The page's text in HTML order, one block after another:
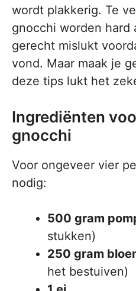
wordt plakkerig. Te
gnocchi worden hard
gerecht mislukt
vond. Maar maak je
deze tips lukt het
Ingrediënten
gnocchi
Voor ongeveer vier
nodig:
500 gram
stukken)
250 gram
het bestuiven)